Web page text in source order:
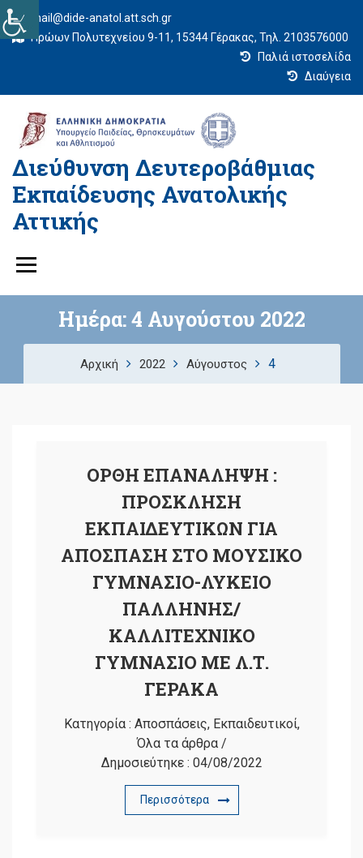
mail@dide-anatol.att.sch.gr
Ηρώων Πολυτεχνείου 9-11, 15344 Γέρακας, Τηλ. 2103576000
Παλιά ιστοσελίδα
Διαύγεια
Διεύθυνση Δευτεροβάθμιας
Εκπαίδευσης Ανατολικής
Αττικής
Ημέρα:4 Αυγούστου 2022
Αρχική 2022 Αύγουστος 4
ΟΡΘΗ ΕΠΑΝΑΛΗΨΗ :
ΠΡΟΣΚΛΗΣΗ
ΕΚΠΑΙΔΕΥΤΙΚΩΝ ΓΙΑ
ΑΠΟΣΠΑΣΗ ΣΤΟ ΜΟΥΣΙΚΟ
ΓΥΜΝΑΣΙΟ-ΛΥΚΕΙΟ
ΠΑΛΛΗΝΗΣ/
ΚΑΛΛΙΤΕΧΝΙΚΟ
ΓΥΜΝΑΣΙΟ ΜΕ Λ.Τ.
ΓΕΡΑΚΑ
Κατηγορία : Αποσπάσεις, Εκπαιδευτικοί,
Όλα τα άρθρα/
Δημοσιεύτηκε : 04/08/2022
Περισσότερα